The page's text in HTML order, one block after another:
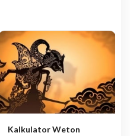
Kalkulator Weton